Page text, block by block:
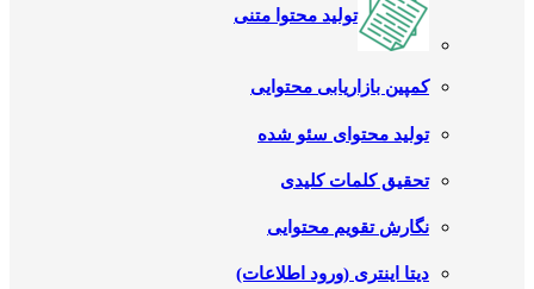
تولید محتوا متنی
کمپین بازاریابی محتوایی
تولید محتوای سئو شده
تحقیق کلمات کلیدی
نگارش تقویم محتوایی
دیتا اینتری (ورود اطلاعات)